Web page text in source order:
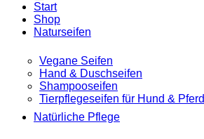
Start
Shop
Naturseifen
Vegane Seifen
Hand & Duschseifen
Shampooseifen
Tierpflegeseifen für Hund & Pferd
Natürliche Pflege